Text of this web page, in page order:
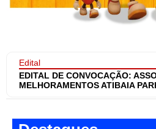
Edital
EDITAL DE CONVOCAÇÃO:
MELHORAMENTOS ATIBAIA